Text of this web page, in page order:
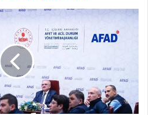
القائمة؟
هل
تحذيرات
وخطط
طوارئ